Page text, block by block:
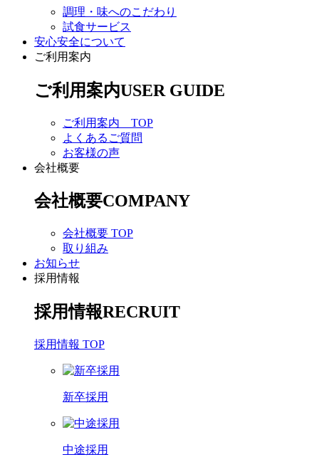
調理・味へのこだわり
試食サービス
安心安全について
ご利用案内
ご利用案内USER GUIDE
ご利用案内 TOP
よくあるご質問
お客様の声
会社概要
会社概要COMPANY
会社概要 TOP
取り組み
お知らせ
採用情報
採用情報RECRUIT
採用情報 TOP
新卒採用
中途採用